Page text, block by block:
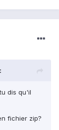
dis qu'il
fichier zip?